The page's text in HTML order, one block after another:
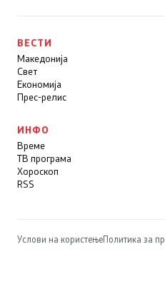
ВЕСТИ
Македонија
Свет
Економија
Прес-релис
ИНФО
Време
ТВ програма
Хороскоп
RSS
Услови на користењеПолитика за